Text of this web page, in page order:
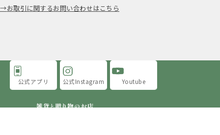
お取引に関するお問い合わせはこちら
公式アプリ 公式Instagram Youtube